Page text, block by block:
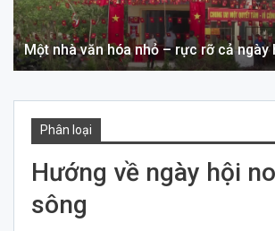
Một nhà văn hóa nhỏ – rực rỡ cả ngày
Phân loại
Hướng về ngày hội
sông